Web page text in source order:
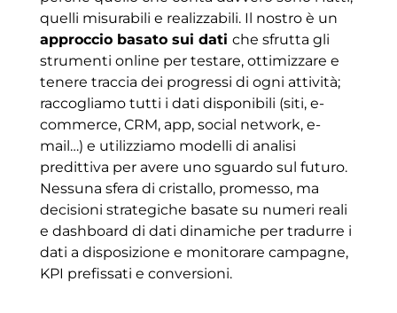
quelli misurabili e realizzabili. Il nostro è un
approccio basato sui dati che sfrutta gli
strumenti online per testare, ottimizzare e
tenere traccia dei progressi di ogni attività;
raccogliamo tutti i dati disponibili (siti, e-
commerce, CRM, app, social network, e-
mail…) e utilizziamo modelli di analisi
predittiva per avere uno sguardo sul futuro.
Nessuna sfera di cristallo, promesso, ma
decisioni strategiche basate su numeri reali
e dashboard di dati dinamiche per tradurre i
dati a disposizione e monitorare campagne,
KPI prefissati e conversioni.